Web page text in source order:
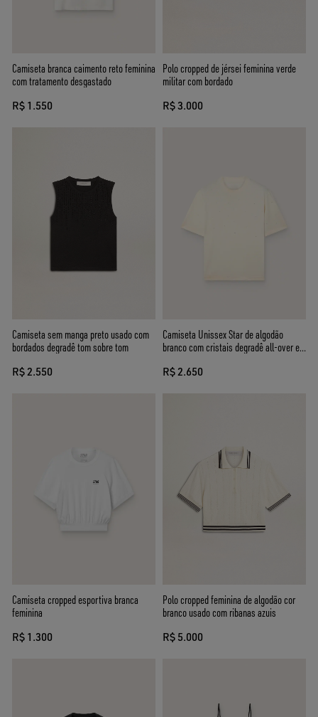
Camiseta branca caimento reto feminina
com tratamento desgastado
R$ 1.550
Polo cropped de jérsei feminina verde
militar com bordado
R$ 3.000
Camiseta sem manga preto usado com
bordados degradê tom sobre tom
R$ 2.550
Camiseta Unissex Star de algodão
branco com cristais degradê all-over e
R$ 2.650
Camiseta cropped esportiva branca
feminina
R$ 1.300
Polo cropped feminina de algodão cor
branco usado com ribanas azuis
R$ 5.000